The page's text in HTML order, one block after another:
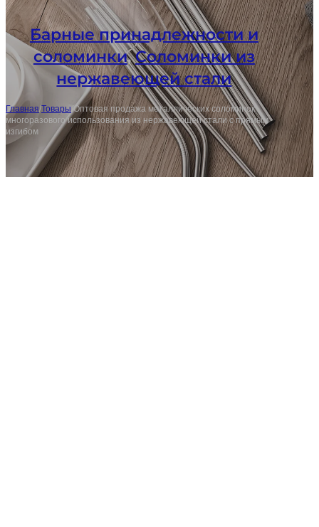
Барные принадлежности и
соломинки,Соломинки из
нержавеющей стали
Главная/Товары/Оптовая продажа металлических соломинок
многоразового использования из нержавеющей стали с прямым
изгибом